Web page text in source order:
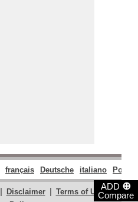
ADD ⊕
Compare
français Deutsche italiano
| Disclaimer | Terms of Use |